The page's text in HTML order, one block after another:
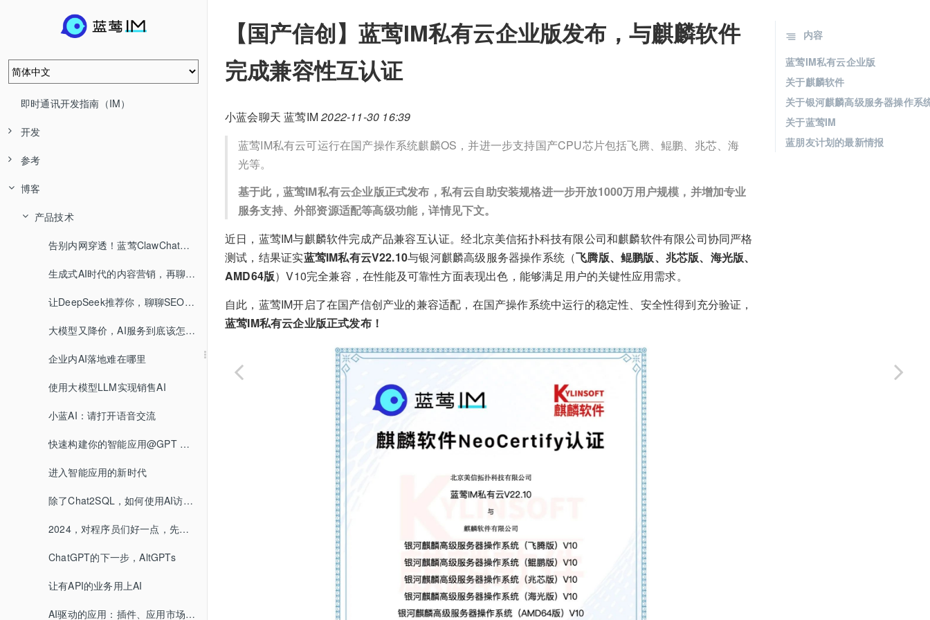
即时通讯开发指南（IM）
开发
参考
博客
产品技术
告别内网穿透！蓝莺ClawChat，让你的OpenClaw全渠道在线！
生成式AI时代的内容营销，再聊SEO/AEO
让DeepSeek推荐你，聊聊SEO/AEO/GEO
大模型又降价，AI服务到底该怎么选？
企业内AI落地难在哪里
使用大模型LLM实现销售AI
小蓝AI：请打开语音交流
快速构建你的智能应用@GPT Mention
进入智能应用的新时代
除了Chat2SQL，如何使用AI访问数据库
2024，对程序员们好一点，先给他们一个AI助手吧
ChatGPT的下一步，AltGPTs
让有API的业务用上AI
AI驱动的应用：插件、应用市场和AI Agents
【国产信创】蓝莺IM私有云企业版发布，与麒麟软件
完成兼容性互认证
小蓝会聊天 蓝莺IM2022-11-30 16:39
蓝莺IM私有云可运行在国产操作系统麒麟OS，并进一步支持国产CPU芯片包括飞腾、鲲鹏、兆芯、海
光等。
基于此，蓝莺IM私有云企业版正式发布，私有云自助安装规格进一步开放1000万用户规模，并增加专业
服务支持、外部资源适配等高级功能，详情见下文。
近日，蓝莺IM与麒麟软件完成产品兼容互认证。经北京美信拓扑科技有限公司和麒麟软件有限公司协同严格
测试，结果证实蓝莺IM私有云V22.10与银河麒麟高级服务器操作系统（飞腾版、鲲鹏版、兆芯版、海光版、
AMD64版）V10完全兼容，在性能及可靠性方面表现出色，能够满足用户的关键性应用需求。
自此，蓝莺IM开启了在国产信创产业的兼容适配，在国产操作系统中运行的稳定性、安全性得到充分验证，
蓝莺IM私有云企业版正式发布！
内容
蓝莺IM私有云企业版
关于麒麟软件
关于银河麒麟高级服务器操作系
关于蓝莺IM
蓝朋友计划的最新情报